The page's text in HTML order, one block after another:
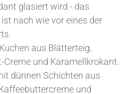
glasiert wird - das
nach wie vor eines der
aus Blätterteig,
Creme und Karamellkrokant.
dünnen Schichten aus
und